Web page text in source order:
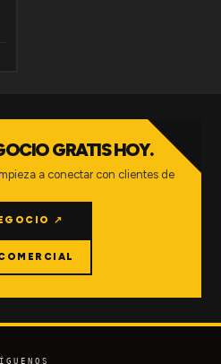
GRATIS HOY.
a conectar con clientes de
↗